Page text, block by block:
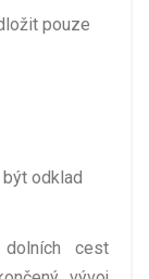
pouze
být odklad
cest